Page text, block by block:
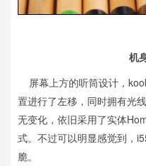
机
屏幕上方的听筒设计，
置进行了左移，同时拥有光
无变化，依旧采用了实体
式。不过可以明显感觉到，
脆。